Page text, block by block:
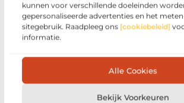
kunnen voor verschillende doeleinden
gepersonaliseerde advertenties en het
sitegebruik. Raadpleeg ons [cookiebeleid]
informatie.
Alle Cookies
Bekijk Voorkeuren